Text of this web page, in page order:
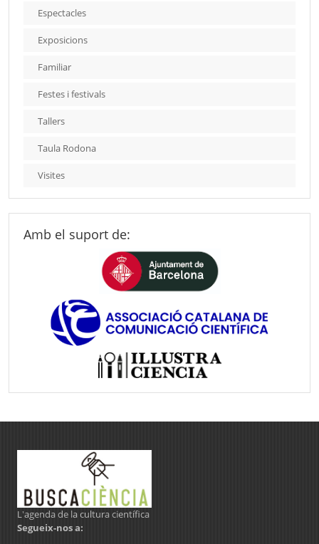
Espectacles
Exposicions
Familiar
Festes i festivals
Tallers
Taula Rodona
Visites
Amb el suport de:
L'agenda de la cultura científica
Segueix-nos a: